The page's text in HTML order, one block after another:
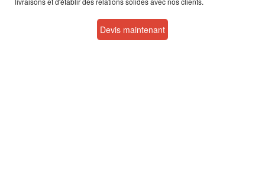
Devis maintenant